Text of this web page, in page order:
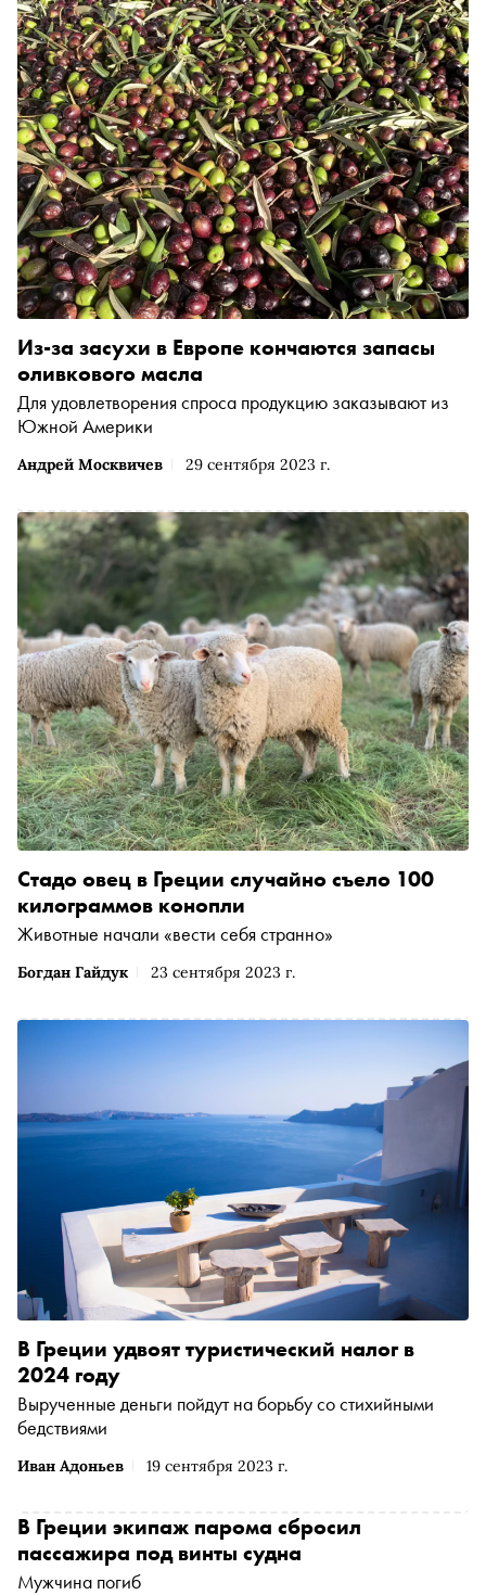
Андрей Москвичев 29 сентября 2023 г.
Из-за засухи в Европе кончаются запасы
оливкового масла
Для удовлетворения спроса продукцию заказывают из
Южной Америки
Богдан Гайдук 23 сентября 2023 г.
Стадо овец в Греции случайно съело 100
килограммов конопли
Животные начали «вести себя странно»
Иван Адоньев 19 сентября 2023 г.
В Греции удвоят туристический налог в
2024 году
Вырученные деньги пойдут на борьбу со стихийными
бедствиями
В Греции экипаж парома сбросил
пассажира под винты судна
Мужчина погиб